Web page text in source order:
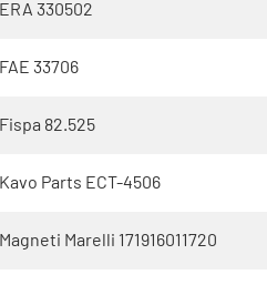
ERA 330502
FAE 33706
Fispa 82.525
Kavo Parts ECT-4506
Magneti Marelli 171916011720